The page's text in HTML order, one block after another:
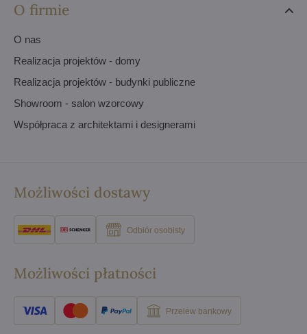
O firmie
O nas
Realizacja projektów - domy
Realizacja projektów - budynki publiczne
Showroom - salon wzorcowy
Współpraca z architektami i designerami
Możliwości dostawy
Odbiór osobisty
Możliwości płatności
Przelew bankowy